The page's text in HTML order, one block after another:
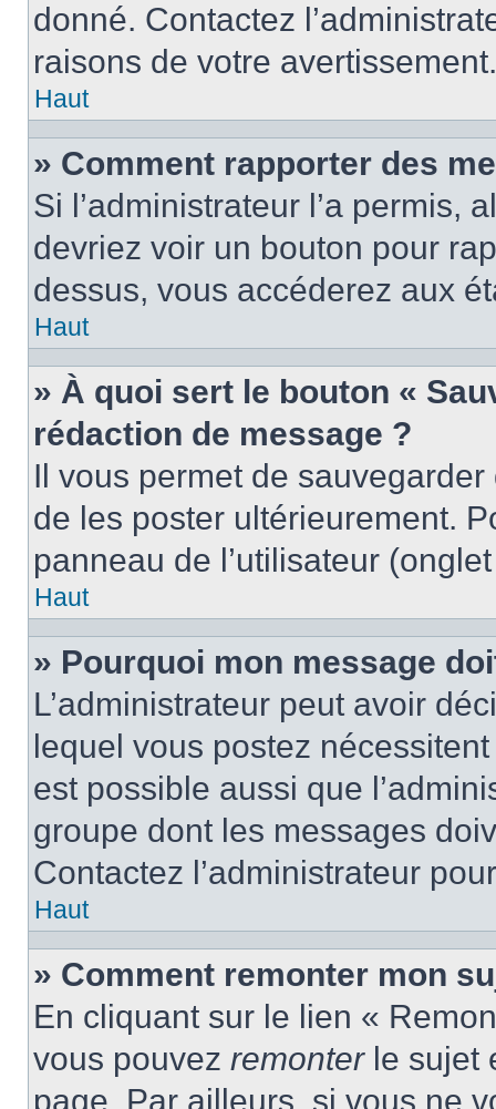
donné. Contactez
raisons de votre avertissement.
Haut
» Comment rapporter des
Si l’administrateur l’a permis,
devriez voir un bouton pour
dessus, vous accéderez aux
Haut
» À quoi sert le bouton «
rédaction de message ?
Il vous permet de
de les poster ultérieurement.
panneau de l’utilisateur
Haut
» Pourquoi mon message
L’administrateur peut avoir
lequel vous postez
est possible aussi que
groupe dont les messages
Contactez l’administrateur
Haut
» Comment remonter mon
En cliquant sur le lien «
vous pouvez remonterle sujet
page. Par ailleurs, si vous ne